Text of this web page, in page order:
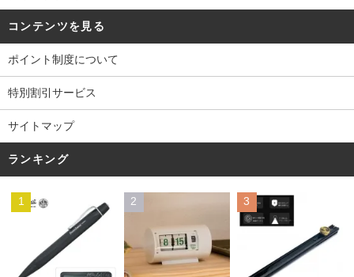
コンテンツを見る
ポイント制度について
特別割引サービス
サイトマップ
ランキング
1 2 3